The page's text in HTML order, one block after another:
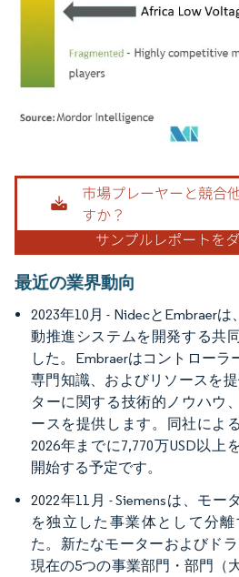
画像 © Mordor Intelligence。再利用にはCC
最近の業界動向
2023年10月 - NidecとEmbraer
動推進システムを開発する共
した。Embraerはコントローラ
専門知識、およびリソースを
ターに関する技術的ノウハウ
ースを提供します。同社によ
2026年までに7,770万USD以上
開始する予定です。
2022年11月 - Siemensは、モ
を独立した事業体として分
た。新たなモーターおよびド
現在の5つの事業部門・部門（